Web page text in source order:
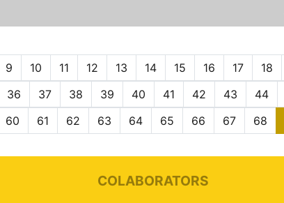
9 10 11 12 13 14 15 16 17 18
36 37 38 39 40 41 42 43 44
60 61 62 63 64 65 66 67 68
COLABORATORS